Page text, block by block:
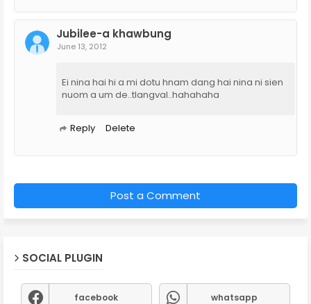
Jubilee-a khawbung
June 13, 2012
Ei nina hai hi a mi dotu hnam dang hai nina ni sien
nuom a um de..tlangval..hahahaha
Reply Delete
Post a Comment
SOCIAL PLUGIN
facebook whatsapp